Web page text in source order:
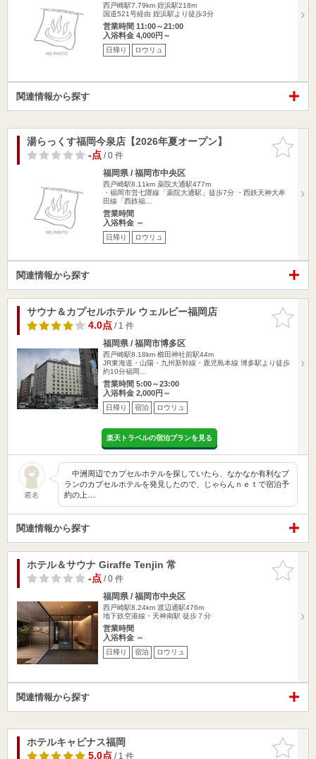
西戸崎駅7.79km 姪浜駅218m
国道521号経由 姪浜駅より徒歩3分
営業時間 11:00～21:00
入浴料金 4,000円～
日帰り ロウリュ
関連情報から探す
お気に入
りに追加
湯らっくす福岡今泉店【2026年夏オープン】
-点/ 0 件
福岡県 / 福岡市中央区
西戸崎駅8.11km 薬院大通駅477m
・福岡市営七隈線「薬院大通駅」徒歩7分 ・西鉄天神大牟
田線「西鉄福…
営業時間
入浴料金 ～
日帰り ロウリュ
関連情報から探す
お気に入
りに追加
サウナ＆カプセルホテル ウェルビー福岡店
4.0点/ 1 件
福岡県 / 福岡市博多区
西戸崎駅8.18km 櫛田神社前駅44m
JR東海道・山陽・九州新幹線・鹿児島本線 博多駅より徒歩
約10分福岡…
営業時間 5:00～23:00
入浴料金 2,000円～
日帰り 宿泊 ロウリュ
楽天トラベルの宿泊プランを見る
匿名
中洲周辺でカプセルホテルを探していたら、なかなか有利なプ
ランのカプセルホテルを発見したので、じゃらんｎｅｔで宿泊予
約の上…
関連情報から探す
お気に入
りに追加
ホテル＆サウナ Giraffe Tenjin 常
-点/ 0 件
福岡県 / 福岡市中央区
西戸崎駅8.24km 渡辺通駅476m
地下鉄空港線・天神南駅 徒歩７分
営業時間
入浴料金 ～
日帰り 宿泊 ロウリュ
関連情報から探す
お気に入
りに追加
ホテルキャビナス福岡
5.0点/ 1 件